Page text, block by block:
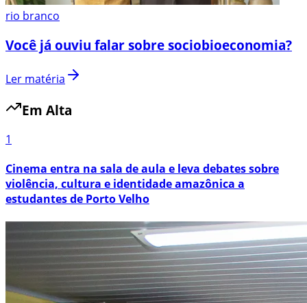
rio branco
Você já ouviu falar sobre sociobioeconomia?
Ler matéria
Em Alta
1
Cinema entra na sala de aula e leva debates sobre
violência, cultura e identidade amazônica a
estudantes de Porto Velho